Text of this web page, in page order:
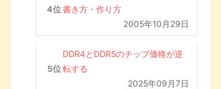
書き方・作り方
2005年10月29日
DDR4とDDR5のチップ価格が逆
転する
2025年09月7日